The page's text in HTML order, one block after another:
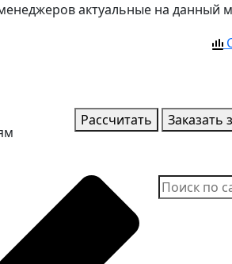
актуальные на
Рассчитать Заказать